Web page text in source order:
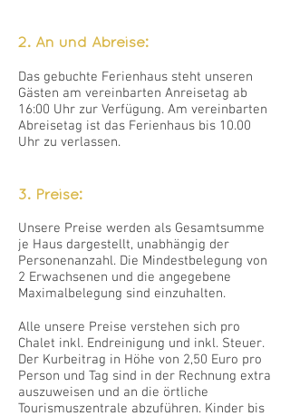
2. An und Abreise:
Das gebuchte Ferienhaus steht unseren
Gästen am vereinbarten Anreisetag ab
16:00 Uhr zur Verfügung. Am vereinbarten
Abreisetag ist das Ferienhaus bis 10.00
Uhr zu verlassen.
​3. Preise:
Unsere Preise werden als Gesamtsumme
je Haus dargestellt, unabhängig der
Personenanzahl. Die Mindestbelegung von
2 Erwachsenen und die angegebene
Maximalbelegung sind einzuhalten.
Alle unsere Preise verstehen sich pro
Chalet inkl. Endreinigung und inkl. Steuer.
Der Kurbeitrag in Höhe von 2,50 Euro pro
Person und Tag sind in der Rechnung extra
auszuweisen und an die örtliche
Tourismuszentrale abzuführen. Kinder bis